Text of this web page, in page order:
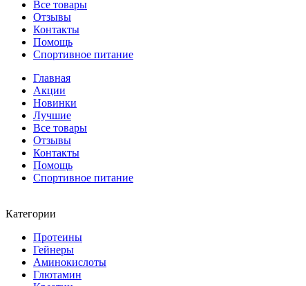
Все товары
Отзывы
Контакты
Помощь
Спортивное питание
Главная
Акции
Новинки
Лучшие
Все товары
Отзывы
Контакты
Помощь
Спортивное питание
Категории
Протеины
Гейнеры
Аминокислоты
Глютамин